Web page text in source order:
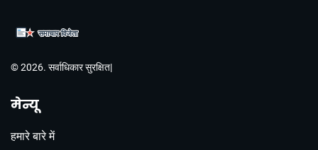
© 2026. सर्वाधिकार सुरक्षित|
मेन्यू
हमारे बारे में